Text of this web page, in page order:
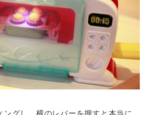
ングし、横のレバーを押すと本当に